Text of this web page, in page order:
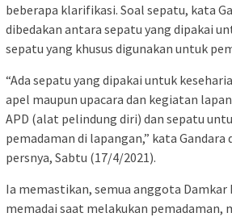
beberapa klarifikasi. Soal sepatu, kata
dibedakan antara sepatu yang dipakai
sepatu yang khusus digunakan untuk
“Ada sepatu yang dipakai untuk
apel maupun upacara dan kegiatan
APD (alat pelindung diri) dan sepatu
pemadaman di lapangan,” kata
persnya, Sabtu (17/4/2021).
Ia memastikan, semua anggota Damkar
memadai saat melakukan pemadaman,